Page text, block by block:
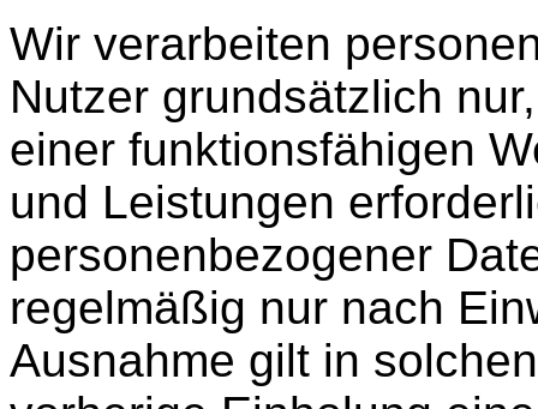
Wir verarbeiten
Nutzer grundsätzlich
einer funktionsfähigen
und Leistungen
personenbezogener
regelmäßig nur nach
Ausnahme gilt in